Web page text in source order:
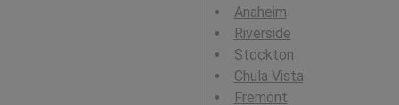
Anaheim
Riverside
Stockton
Chula Vista
Fremont